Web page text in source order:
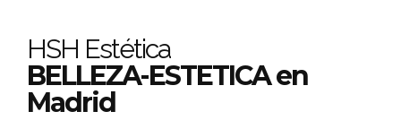
HSH Estética
BELLEZA-ESTETICA en
Madrid